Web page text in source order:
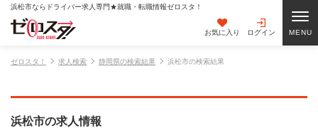
浜松市ならドライバー求人専門★就職・転職情報ゼロスタ！
お気に入り ログイン
ゼロスタ！ 求人検索 静岡県の検索結果 浜松市の検索結果
浜松市の求人情報